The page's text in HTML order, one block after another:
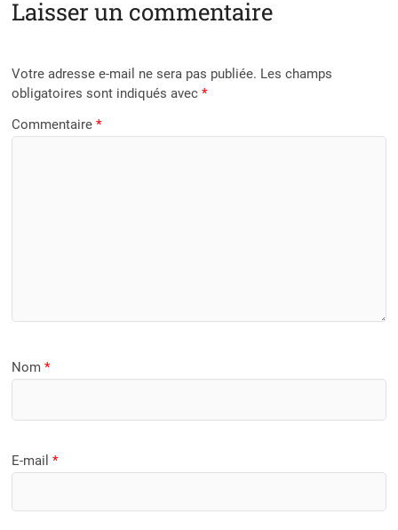
Laisser un commentaire
Votre adresse e-mail ne sera pas publiée. Les champs
obligatoires sont indiqués avec*
Commentaire*
Nom*
E-mail*